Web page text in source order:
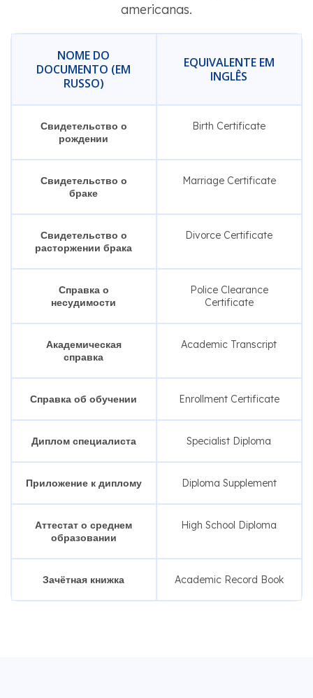
americanas.
NOME DO
DOCUMENTO (EM
RUSSO)
EQUIVALENTE EM
INGLÊS
Свидетельство о
рождении
Birth Certificate
Свидетельство о
браке
Marriage Certificate
Свидетельство о
расторжении брака
Divorce Certificate
Справка о
несудимости
Police Clearance
Certificate
Академическая
справка
Academic Transcript
Справка об обучении Enrollment Certificate
Диплом специалиста Specialist Diploma
Приложение к диплому Diploma Supplement
Аттестат о среднем
образовании
High School Diploma
Зачётная книжка Academic Record Book